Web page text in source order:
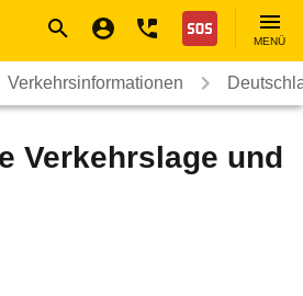
Nothilfe
MENÜ
Verkehrsinformationen
Verkehrslage und